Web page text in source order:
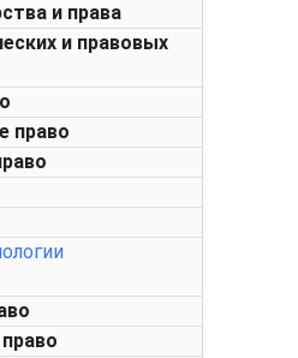
и права
и правовых
право